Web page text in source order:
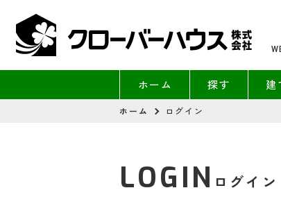
ホーム 探す 建
ホーム ログイン
ログイン
LOGIN